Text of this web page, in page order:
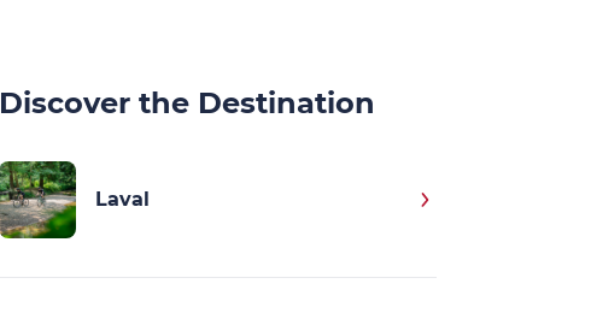
Discover the Destination
Laval